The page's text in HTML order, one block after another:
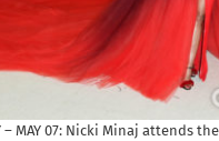
– MAY 07: Nicki Minaj attends